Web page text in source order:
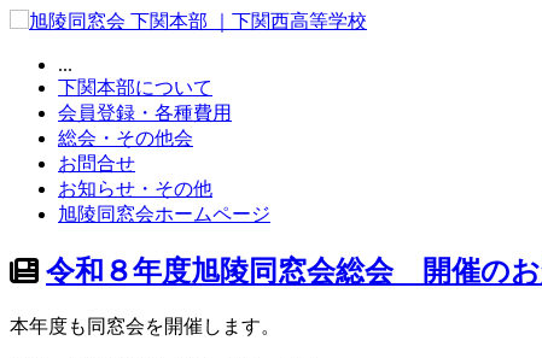
...
下関本部について
会員登録・各種費用
総会・その他会
お問合せ
お知らせ・その他
旭陵同窓会ホームページ
令和８年度旭陵同窓会総会 開催の
本年度も同窓会を開催します。